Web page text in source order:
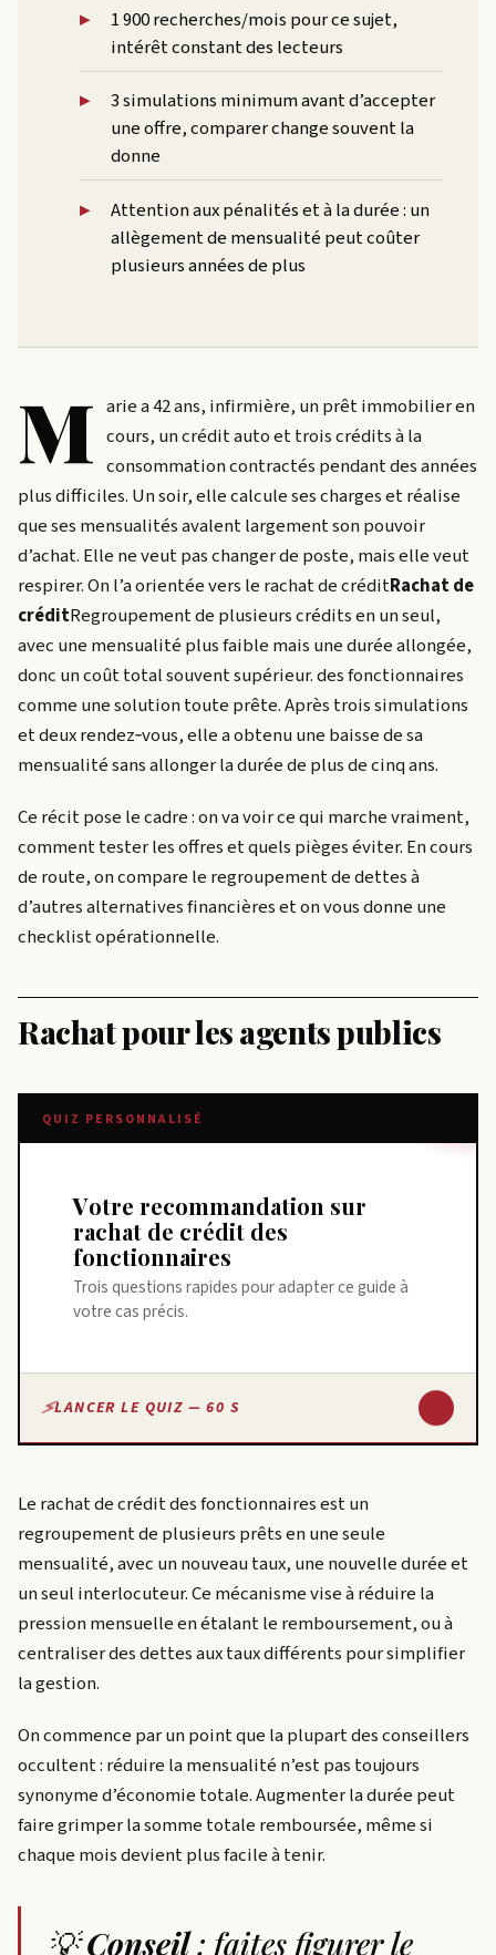
1 900 recherches/mois pour ce sujet,
intérêt constant des lecteurs
3 simulations minimum avant d’accepter
une offre, comparer change souvent la
donne
Attention aux pénalités et à la durée : un
allègement de mensualité peut coûter
plusieurs années de plus
M arie a 42 ans, infirmière, un prêt immobilier en
cours, un crédit auto et trois crédits à la
consommation contractés pendant des années
plus difficiles. Un soir, elle calcule ses charges et réalise
que ses mensualités avalent largement son pouvoir
d’achat. Elle ne veut pas changer de poste, mais elle veut
respirer. On l’a orientée vers le rachat de créditRachat de
créditRegroupement de plusieurs crédits en un seul,
avec une mensualité plus faible mais une durée allongée,
donc un coût total souvent supérieur.des fonctionnaires
comme une solution toute prête. Après trois simulations
et deux rendez‑vous, elle a obtenu une baisse de sa
mensualité sans allonger la durée de plus de cinq ans.
Ce récit pose le cadre : on va voir ce qui marche vraiment,
comment tester les offres et quels pièges éviter. En cours
de route, on compare le regroupement de dettes à
d’autres alternatives financières et on vous donne une
checklist opérationnelle.
Rachat pour les agents publics
QUIZ PERSONNALISÉ
Votre recommandation sur
rachat de crédit des
fonctionnaires
Trois questions rapides pour adapter ce guide à
votre cas précis.
LANCER LE QUIZ — 60 S
Le rachat de crédit des fonctionnaires est un
regroupement de plusieurs prêts en une seule
mensualité, avec un nouveau taux, une nouvelle durée et
un seul interlocuteur. Ce mécanisme vise à réduire la
pression mensuelle en étalant le remboursement, ou à
centraliser des dettes aux taux différents pour simplifier
la gestion.
On commence par un point que la plupart des conseillers
occultent : réduire la mensualité n’est pas toujours
synonyme d’économie totale. Augmenter la durée peut
faire grimper la somme totale remboursée, même si
chaque mois devient plus facile à tenir.
💡Conseil: faites figurer le